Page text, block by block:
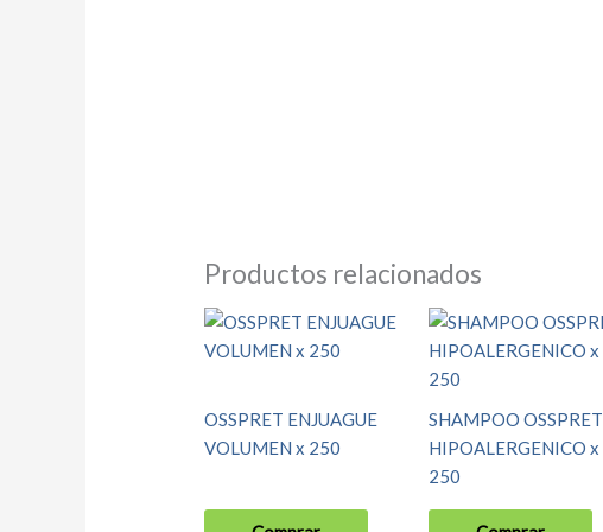
Productos relacionados
OSSPRET ENJUAGUE
VOLUMEN x 250
SHAMPOO OSSPRET
HIPOALERGENICO x
250